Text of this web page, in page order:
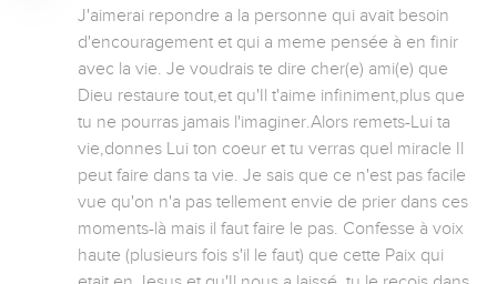
J'aimerai repondre a la personne qui avait besoin
d'encouragement et qui a meme pensée à en finir
avec la vie. Je voudrais te dire cher(e) ami(e) que
Dieu restaure tout,et qu'Il t'aime infiniment,plus que
tu ne pourras jamais l'imaginer.Alors remets-Lui ta
vie,donnes Lui ton coeur et tu verras quel miracle Il
peut faire dans ta vie. Je sais que ce n'est pas facile
vue qu'on n'a pas tellement envie de prier dans ces
moments-là mais il faut faire le pas. Confesse à voix
haute (plusieurs fois s'il le faut) que cette Paix qui